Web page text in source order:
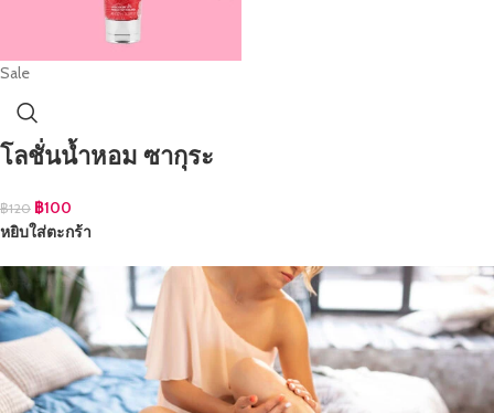
Sale
โลชั่นน้ำหอม ซากุระ
฿120 ฿100
หยิบใส่ตะกร้า